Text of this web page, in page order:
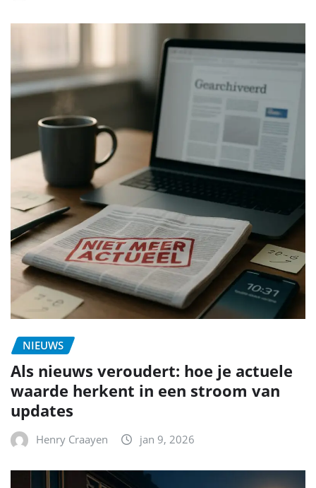
NIEUWS
Als nieuws veroudert: hoe je actuele
waarde herkent in een stroom van
updates
Henry Craayen jan 9, 2026